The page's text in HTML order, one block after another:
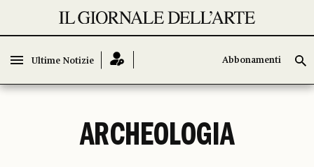
Ultime Notizie Abbonamenti
Ultime Notizie Abbonamenti
ARCHEOLOGIA